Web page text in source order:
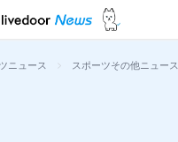
ニュース > スポーツその他ニュース